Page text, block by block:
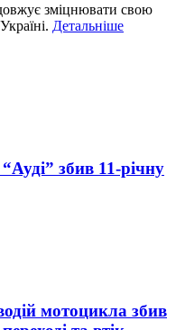
зміцнювати свою
Детальніше
збив 11-річну
мотоцикла збив